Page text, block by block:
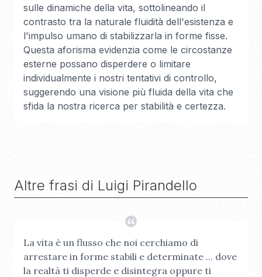
sulle dinamiche della vita, sottolineando il
contrasto tra la naturale fluidità dell'esistenza e
l'impulso umano di stabilizzarla in forme fisse.
Questa aforisma evidenzia come le circostanze
esterne possano disperdere o limitare
individualmente i nostri tentativi di controllo,
suggerendo una visione più fluida della vita che
sfida la nostra ricerca per stabilità e certezza.
Altre frasi di Luigi Pirandello
La vita è un flusso che noi cerchiamo di
arrestare in forme stabili e determinate ... dove
la realtà ti disperde e disintegra oppure ti